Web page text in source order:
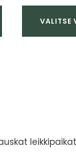
VALITSE
valinnat
tuotteen